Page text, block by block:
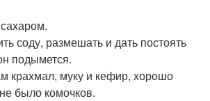
соду, размешать и дать постоять
подымется.
крахмал, муку и кефир, хорошо
было комочков.